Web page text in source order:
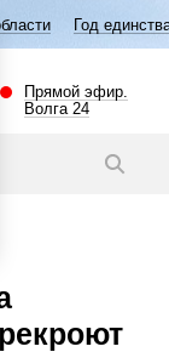
народов России
Прямой эфир.
Волга 24